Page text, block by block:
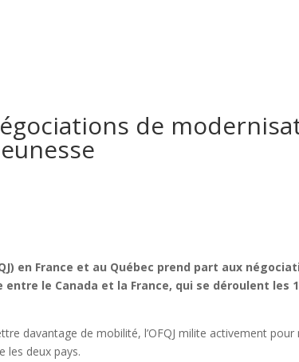
de
en France et au Québec prend part aux
le Canada et la France, qui se déroulent les
davantage de mobilité, l’OFQJ milite activement
les deux pays.